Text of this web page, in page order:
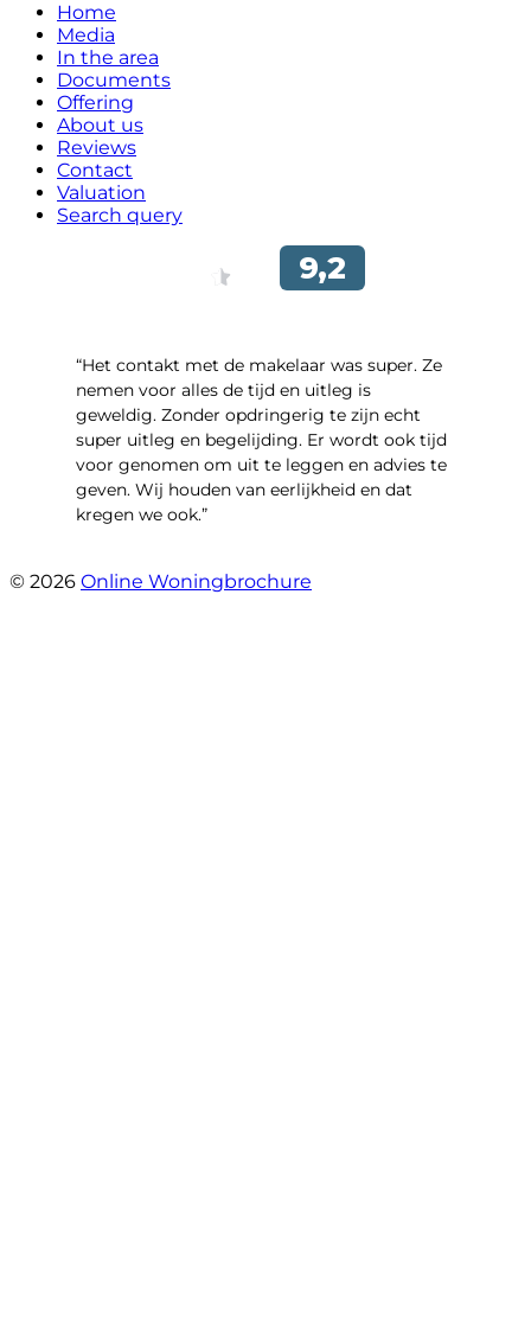
Home
Media
In the area
Documents
Offering
About us
Reviews
Contact
Valuation
Search query
“Het contakt met de makelaar was super. Ze
nemen voor alles de tijd en uitleg is
geweldig. Zonder opdringerig te zijn echt
super uitleg en begelijding. Er wordt ook tijd
voor genomen om uit te leggen en advies te
geven. Wij houden van eerlijkheid en dat
kregen we ook.”
© 2026 Online Woningbrochure